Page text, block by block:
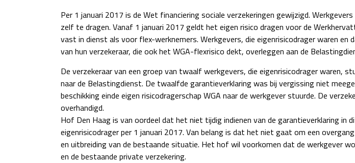
Per 1 januari 2017 is de Wet financiering sociale verzekeringen gewijzigd.
zelf te dragen. Vanaf 1 januari 2017 geldt het eigen risico dragen voor de
vast in dienst als voor flex-werknemers. Werkgevers, die eigenrisicodrager waren
van hun verzekeraar, die ook het WGA-flexrisico dekt, overleggen aan de
De verzekeraar van een groep van twaalf werkgevers, die eigenrisicodrager waren,
naar de Belastingdienst. De twaalfde garantieverklaring was bij vergissing niet
beschikking einde eigen risicodragerschap WGA naar de werkgever stuurde. De
overhandigd.
Hof Den Haag is van oordeel dat het niet tijdig indienen van de garantieverklaring
eigenrisicodrager per 1 januari 2017. Van belang is dat het niet gaat om een
en uitbreiding van de bestaande situatie. Het hof wil voorkomen dat de werkgever
en de bestaande private verzekering.